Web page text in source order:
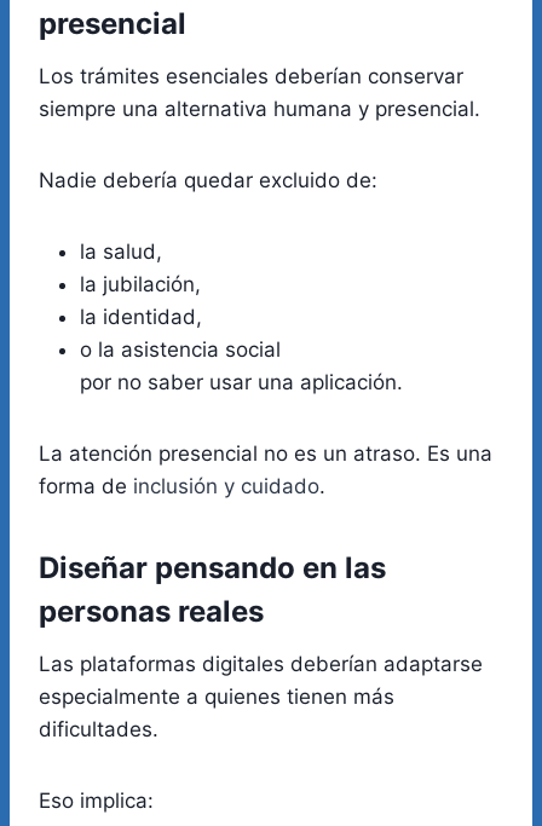
presencial
Los trámites esenciales deberían conservar
siempre una alternativa humana y presencial.
Nadie debería quedar excluido de:
la salud,
la jubilación,
la identidad,
o la asistencia social
por no saber usar una aplicación.
La atención presencial no es un atraso. Es una
forma de inclusión y cuidado.
Diseñar pensando en las
personas reales
Las plataformas digitales deberían adaptarse
especialmente a quienes tienen más
dificultades.
Eso implica: